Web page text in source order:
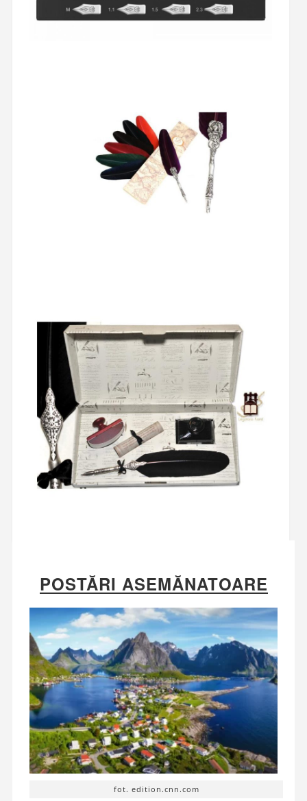
POSTĂRI ASEMĂNATOARE
fot. edition.cnn.com